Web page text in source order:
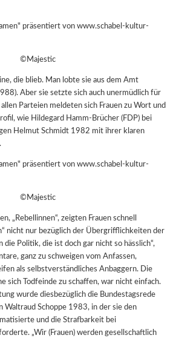
©Majestic
die blieb. Man lobte sie aus dem Amt
Aber sie setzte sich auch unermüdlich für
Parteien meldeten sich Frauen zu Wort und
wie Hildegard Hamm-Brücher (FDP) bei
Helmut Schmidt 1982 mit ihrer klaren
©Majestic
„Rebellinnen“, zeigten Frauen schnell
nicht nur bezüglich der Übergrifflichkeiten der
die Politik, die ist doch gar nicht so hässlich“,
ganz zu schweigen vom Anfassen,
als selbstverständliches Anbaggern. Die
sich Todfeinde zu schaffen, war nicht einfach.
wurde diesbezüglich die Bundestagsrede
Waltraud Schoppe 1983, in der sie den
und die Strafbarkeit bei
„Wir (Frauen) werden gesellschaftlich